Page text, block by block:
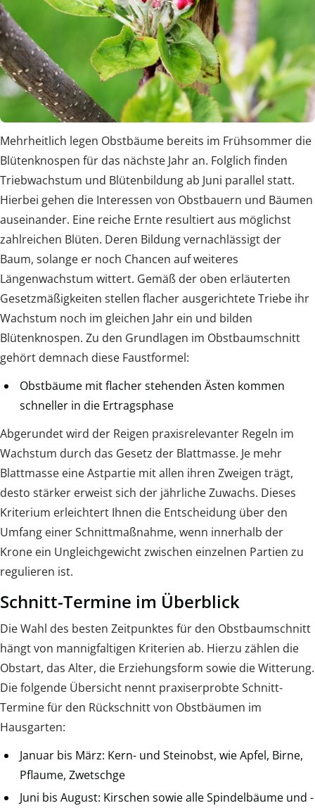
Mehrheitlich legen Obstbäume bereits im Frühsommer die
Blütenknospen für das nächste Jahr an. Folglich finden
Triebwachstum und Blütenbildung ab Juni parallel statt.
Hierbei gehen die Interessen von Obstbauern und Bäumen
auseinander. Eine reiche Ernte resultiert aus möglichst
zahlreichen Blüten. Deren Bildung vernachlässigt der
Baum, solange er noch Chancen auf weiteres
Längenwachstum wittert. Gemäß der oben erläuterten
Gesetzmäßigkeiten stellen flacher ausgerichtete Triebe ihr
Wachstum noch im gleichen Jahr ein und bilden
Blütenknospen. Zu den Grundlagen im Obstbaumschnitt
gehört demnach diese Faustformel:
Obstbäume mit flacher stehenden Ästen kommen
schneller in die Ertragsphase
Abgerundet wird der Reigen praxisrelevanter Regeln im
Wachstum durch das Gesetz der Blattmasse. Je mehr
Blattmasse eine Astpartie mit allen ihren Zweigen trägt,
desto stärker erweist sich der jährliche Zuwachs. Dieses
Kriterium erleichtert Ihnen die Entscheidung über den
Umfang einer Schnittmaßnahme, wenn innerhalb der
Krone ein Ungleichgewicht zwischen einzelnen Partien zu
regulieren ist.
Schnitt-Termine im Überblick
Die Wahl des besten Zeitpunktes für den Obstbaumschnitt
hängt von mannigfaltigen Kriterien ab. Hierzu zählen die
Obstart, das Alter, die Erziehungsform sowie die Witterung.
Die folgende Übersicht nennt praxiserprobte Schnitt-
Termine für den Rückschnitt von Obstbäumen im
Hausgarten:
Januar bis März: Kern- und Steinobst, wie Apfel, Birne,
Pflaume, Zwetschge
Juni bis August: Kirschen sowie alle Spindelbäume und -